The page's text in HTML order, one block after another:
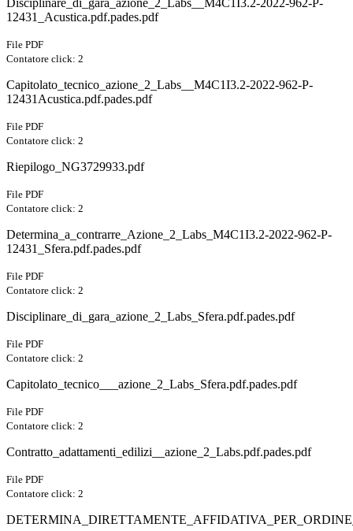
Disciplinare_di_gara_azione_2_Labs__M4C1I3.2-2022-962-P-
12431_Acustica.pdf.pades.pdf
File PDF
Contatore click: 2
Capitolato_tecnico_azione_2_Labs__M4C1I3.2-2022-962-P-
12431Acustica.pdf.pades.pdf
File PDF
Contatore click: 2
Riepilogo_NG3729933.pdf
File PDF
Contatore click: 2
Determina_a_contrarre_Azione_2_Labs_M4C1I3.2-2022-962-P-
12431_Sfera.pdf.pades.pdf
File PDF
Contatore click: 2
Disciplinare_di_gara_azione_2_Labs_Sfera.pdf.pades.pdf
File PDF
Contatore click: 2
Capitolato_tecnico___azione_2_Labs_Sfera.pdf.pades.pdf
File PDF
Contatore click: 2
Contratto_adattamenti_edilizi__azione_2_Labs.pdf.pades.pdf
File PDF
Contatore click: 2